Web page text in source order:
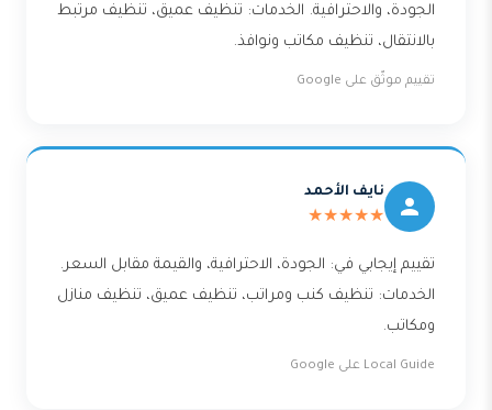
الجودة، والاحترافية. الخدمات: تنظيف عميق، تنظيف مرتبط
بالانتقال، تنظيف مكاتب ونوافذ.
تقييم موثّق على Google
نايف الأحمد
★★★★★
تقييم إيجابي في: الجودة، الاحترافية، والقيمة مقابل السعر.
الخدمات: تنظيف كنب ومراتب، تنظيف عميق، تنظيف منازل
ومكاتب.
Local Guide على Google